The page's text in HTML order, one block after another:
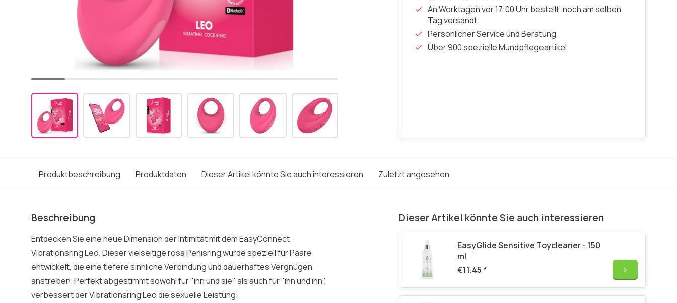
An Werktagen vor 17:00 Uhr bestellt, noch am selben
Tag versandt
Persönlicher Service und Beratung
Über 900 spezielle Mundpflegeartikel
Produktbeschreibung Produktdaten Dieser Artikel könnte Sie auch interessieren Zuletzt angesehen
Beschreibung
Entdecken Sie eine neue Dimension der Intimität mit dem EasyConnect -
Vibrationsring Leo. Dieser vielseitige rosa Penisring wurde speziell für Paare
entwickelt, die eine tiefere sinnliche Verbindung und dauerhaftes Vergnügen
anstreben. Perfekt abgestimmt sowohl für "ihn und sie" als auch für "ihn und ihn",
verbessert der Vibrationsring Leo die sexuelle Leistung.
Dieser Artikel könnte Sie auch interessieren
EasyGlide Sensitive Toycleaner - 150
ml
€11,45 *